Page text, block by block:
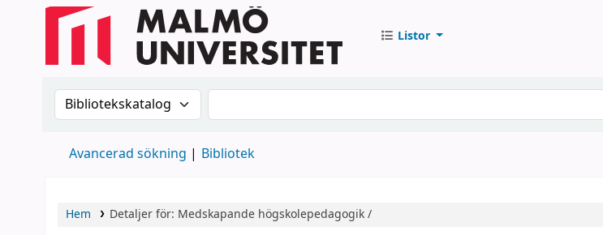
Listor
Sök i katalogen efter:Sök i katalogen
Avancerad sökning Bibliotek
Hem Detaljer för: Medskapande högskolepedagogik /